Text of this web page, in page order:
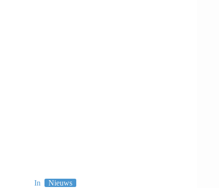
In Nieuws